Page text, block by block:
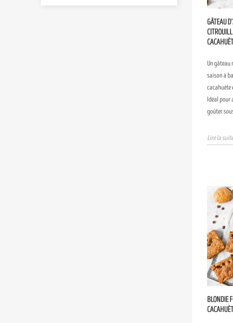
GÂTEAU
Un gâteau
saison à
cacahuète
Idéal pour
goûter
Lire la suite
BLONDIE